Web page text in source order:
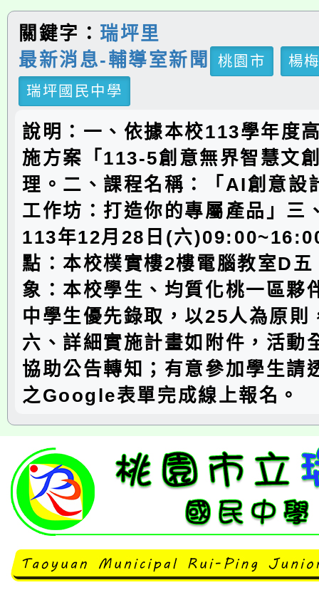
關鍵字： 瑞坪里
最新消息-輔導室新聞
桃園市
楊
瑞坪國民中學
說明：一、依據本校113學年度
施方案「113-5創意無界智慧文
理。二、課程名稱：「AI創意設
工作坊：打造你的專屬產品」三
113年12月28日(六
點：本校樸實樓2樓電腦教室D五
象：本校學生、均質化桃一區夥
中學生優先錄取，以25人為原則
六、詳細實施計畫如附件，活動
協助公告轉知；有意參加學生請
之Google表單完成線上報名。